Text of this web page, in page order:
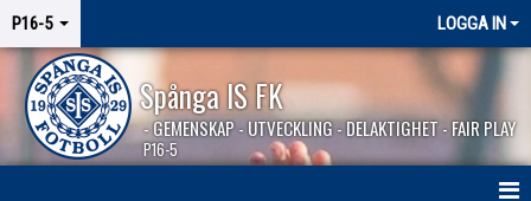
P16-5 LOGGA IN
Spånga IS FK
- GEMENSKAP - UTVECKLING - DELAKTIGHET - FAIR PLAY
P16-5